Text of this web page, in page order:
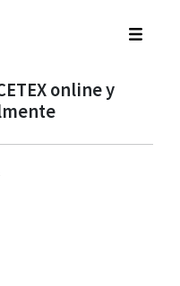
online y